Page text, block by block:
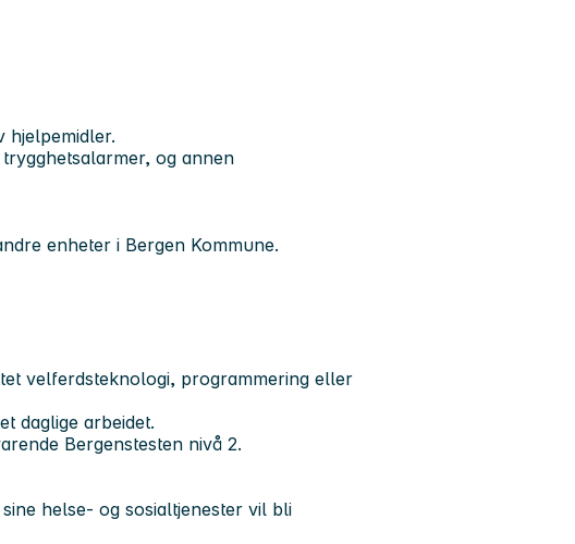
hjelpemidler.
og annen
enheter i Bergen Kommune.
velferdsteknologi, programmering eller
daglige arbeidet.
Bergenstesten nivå 2.
helse- og sosialtjenester vil bli